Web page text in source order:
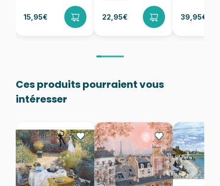
15,95€ 22,95€ 39,95€
Ces produits pourraient vous
intéresser